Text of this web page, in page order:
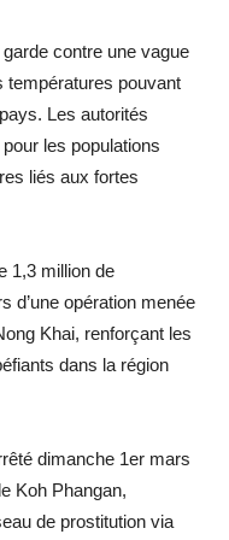
contre une vague
températures pouvant
Les autorités
les populations
liés aux fortes
1,3 million de
d’une opération menée
Khai, renforçant les
dans la région
dimanche 1er mars
Koh Phangan,
de prostitution via